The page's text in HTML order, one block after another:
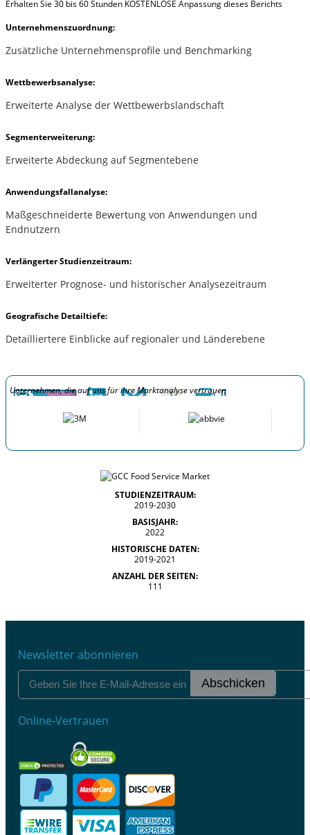
Erhalten Sie 30 bis 60 Stunden KOSTENLOSE Anpassung dieses Berichts
Unternehmenszuordnung:
Zusätzliche Unternehmensprofile und Benchmarking
Wettbewerbsanalyse:
Erweiterte Analyse der Wettbewerbslandschaft
Segmenterweiterung:
Erweiterte Abdeckung auf Segmentebene
Anwendungsfallanalyse:
Maßgeschneiderte Bewertung von Anwendungen und
Endnutzern
Verlängerter Studienzeitraum:
Erweiterter Prognose- und historischer Analysezeitraum
Geografische Detailtiefe:
Detailliertere Einblicke auf regionaler und Länderebene
Unternehmen, die auf uns für ihre Marktanalyse vertrauen
STUDIENZEITRAUM:
2019-2030
BASISJAHR:
2022
HISTORISCHE DATEN:
2019-2021
ANZAHL DER SEITEN:
111
Newsletter abonnieren
Abschicken
Online-Vertrauen